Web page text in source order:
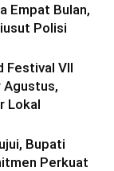
Empat Bulan,
Polisi
Festival VII
Agustus,
Lokal
Bupati
Perkuat